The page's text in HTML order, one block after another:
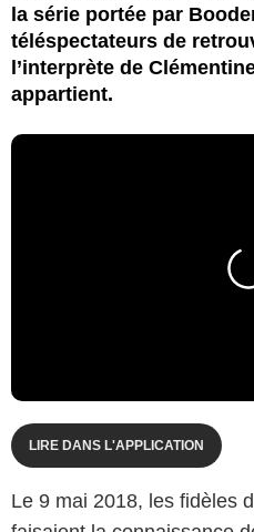
la série portée par
téléspectateurs de
l’interprète de
appartient.
LIRE DANS L'APPLICATION
Le 9 mai 2018, les fidèles